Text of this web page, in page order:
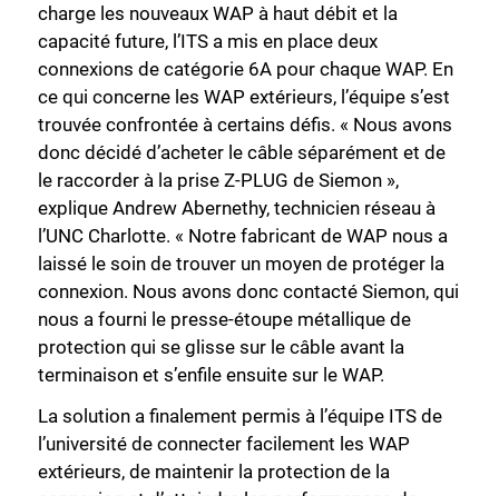
charge les nouveaux WAP à haut débit et la
capacité future, l’ITS a mis en place deux
connexions de catégorie 6A pour chaque WAP. En
ce qui concerne les WAP extérieurs, l’équipe s’est
trouvée confrontée à certains défis. « Nous avons
donc décidé d’acheter le câble séparément et de
le raccorder à la prise Z-PLUG de Siemon »,
explique Andrew Abernethy, technicien réseau à
l’UNC Charlotte. « Notre fabricant de WAP nous a
laissé le soin de trouver un moyen de protéger la
connexion. Nous avons donc contacté Siemon, qui
nous a fourni le presse-étoupe métallique de
protection qui se glisse sur le câble avant la
terminaison et s’enfile ensuite sur le WAP.
La solution a finalement permis à l’équipe ITS de
l’université de connecter facilement les WAP
extérieurs, de maintenir la protection de la